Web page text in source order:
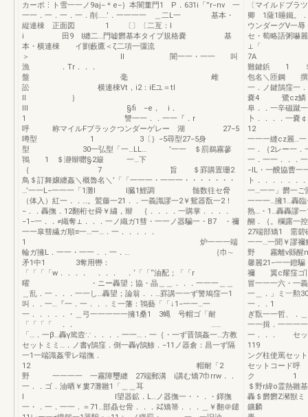
カーポ⋮ト雪一一ノ9aj−＊e−｝本闇董門1 P．631i「”r−nv 一
一一．一．一．一．削……’．一一一一 ＿二L一 基本・
縦連棟 正面図 1 〔〕〔二亙：l
i 田9 l纏二…門嘘欝基本タイプ規格嚢 基
本・横連棟 イ劉藪鷹＜ζ二項一彊流
＞ ll 闇一一・一一 叫
漁 ．Tr．．．
盤 毫 雌
訟 横連棟Vt，i2：iEユ＝tl
ll ｝
lll §fi −e， i．
1 讐一一．．一一『．r
呼 称マイルFブラックつンダーゲレー 湖 27−5
噂型 1 3〔｝−5尋型27−5身
型 30一弘型「一…LL… ’一一 ＄罰鵜霧蓼
鴇 1 ＄瀞辮囎§2簸 一…下
｛ 7 旨 ＄罫購置珊2
鳥＄訂舞嬢纏姦＼概魯名＼’「「一一一・一一一・・・・・・・
…’一一L−一一一「1灘l l臓1鯉調 髄数往セ脅
（体入）紅一．．…。鷲藤一21．．一義識謬一2￥鴛器翫一2！
−．．轟撫．12翻桁セ舜￥繍，辮 ｛．．．．一購掌．．．．
−1−一．．≠織奪⊥．．．一ノ織ガ1彗・一一ノ器騙一・B7 ・禰
一一皐彗繊ガ順≡一…一…．一．．．．．
1 炉一一一端
輪ガ擁L．一一・一一．．一．… ｛巾∼
矛1中1 3奪用轡：
「「「「w．．．． ．．． ．‘「「“油配；「「r
曜 ・ニー轟望；協・晶＿＿．．．一一一＿＿
＿乱．一．．．一一し…轟望；論翁．．…罫講一一ず警鳩窪一1
叫．．一…『一．一．．．ミ一藩：鴇藝「「↓1−一一…一
一．．．．．・＿弓一一一一一擁1桑1 3蝿 号帽ゴ「耐
「「「「 ．． ……
「…．一β…轟γ篤壼∵．．．．一一…．一｛・一ず晋鵠姦一…方教
セットミミ…．ノ書γ鵠窪．倒一轟γ鵠鯵．−11ノ器倉：昌一ず隔
一1一端識姦雫レ端撫．
12 帽耐「2
野 一一一一 一霧障璽纏 27端郵溝 i講む矯7巾rrw．．
一．．ゴ．油晒￥婁7灘雛1「＿＿耳
l I望器鉱．L…ノ器撫一・・．・鐸撫
一・．一．一一．＝71…部贔セ骨．．．㌶矯箒．．．＿￥翻＠鑓
〔マイルドブ
卿 1薩1睡鐵。．
ウンダーグV
セ・萄略語
⊥「
7A
難鍵鋲 1 ＄雛
包名＼匝鋼 撰
一．ノ鍵鵠窪一
嚢4 鷺cz
阜．．一辛磁蹴
卜．．．．一
12 ｝じ一
一一一縫cz麗…
一．｛2レー一
一．一一．．．
−IL・一醗協曹
ト．．．．．．
一…一一」欝一
一一一…擁1…轟
熟…・1…轟轟謬
醐．｛。欄露一
27端部矯1 需
一一…一聞￥謬
野 霧離v縣醒m
馨麗21−一一鐙
禰 翼c耀窪ゴ
冒一一一六
一＿．」ミ
一．．1
ぎ翫一一哲
一一揖．一一一
一．．． セッ
119 ト矯潅
ング柱
セットコー
ク 1 ワン
＄野r緯o
轟＄欝欝Z瀦獣
鑛麟 一横